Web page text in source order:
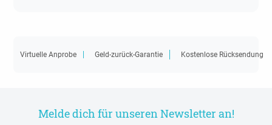
Virtuelle Anprobe Geld-zurück-Garantie Kostenlose Rücksendung
Melde dich für unseren Newsletter an!